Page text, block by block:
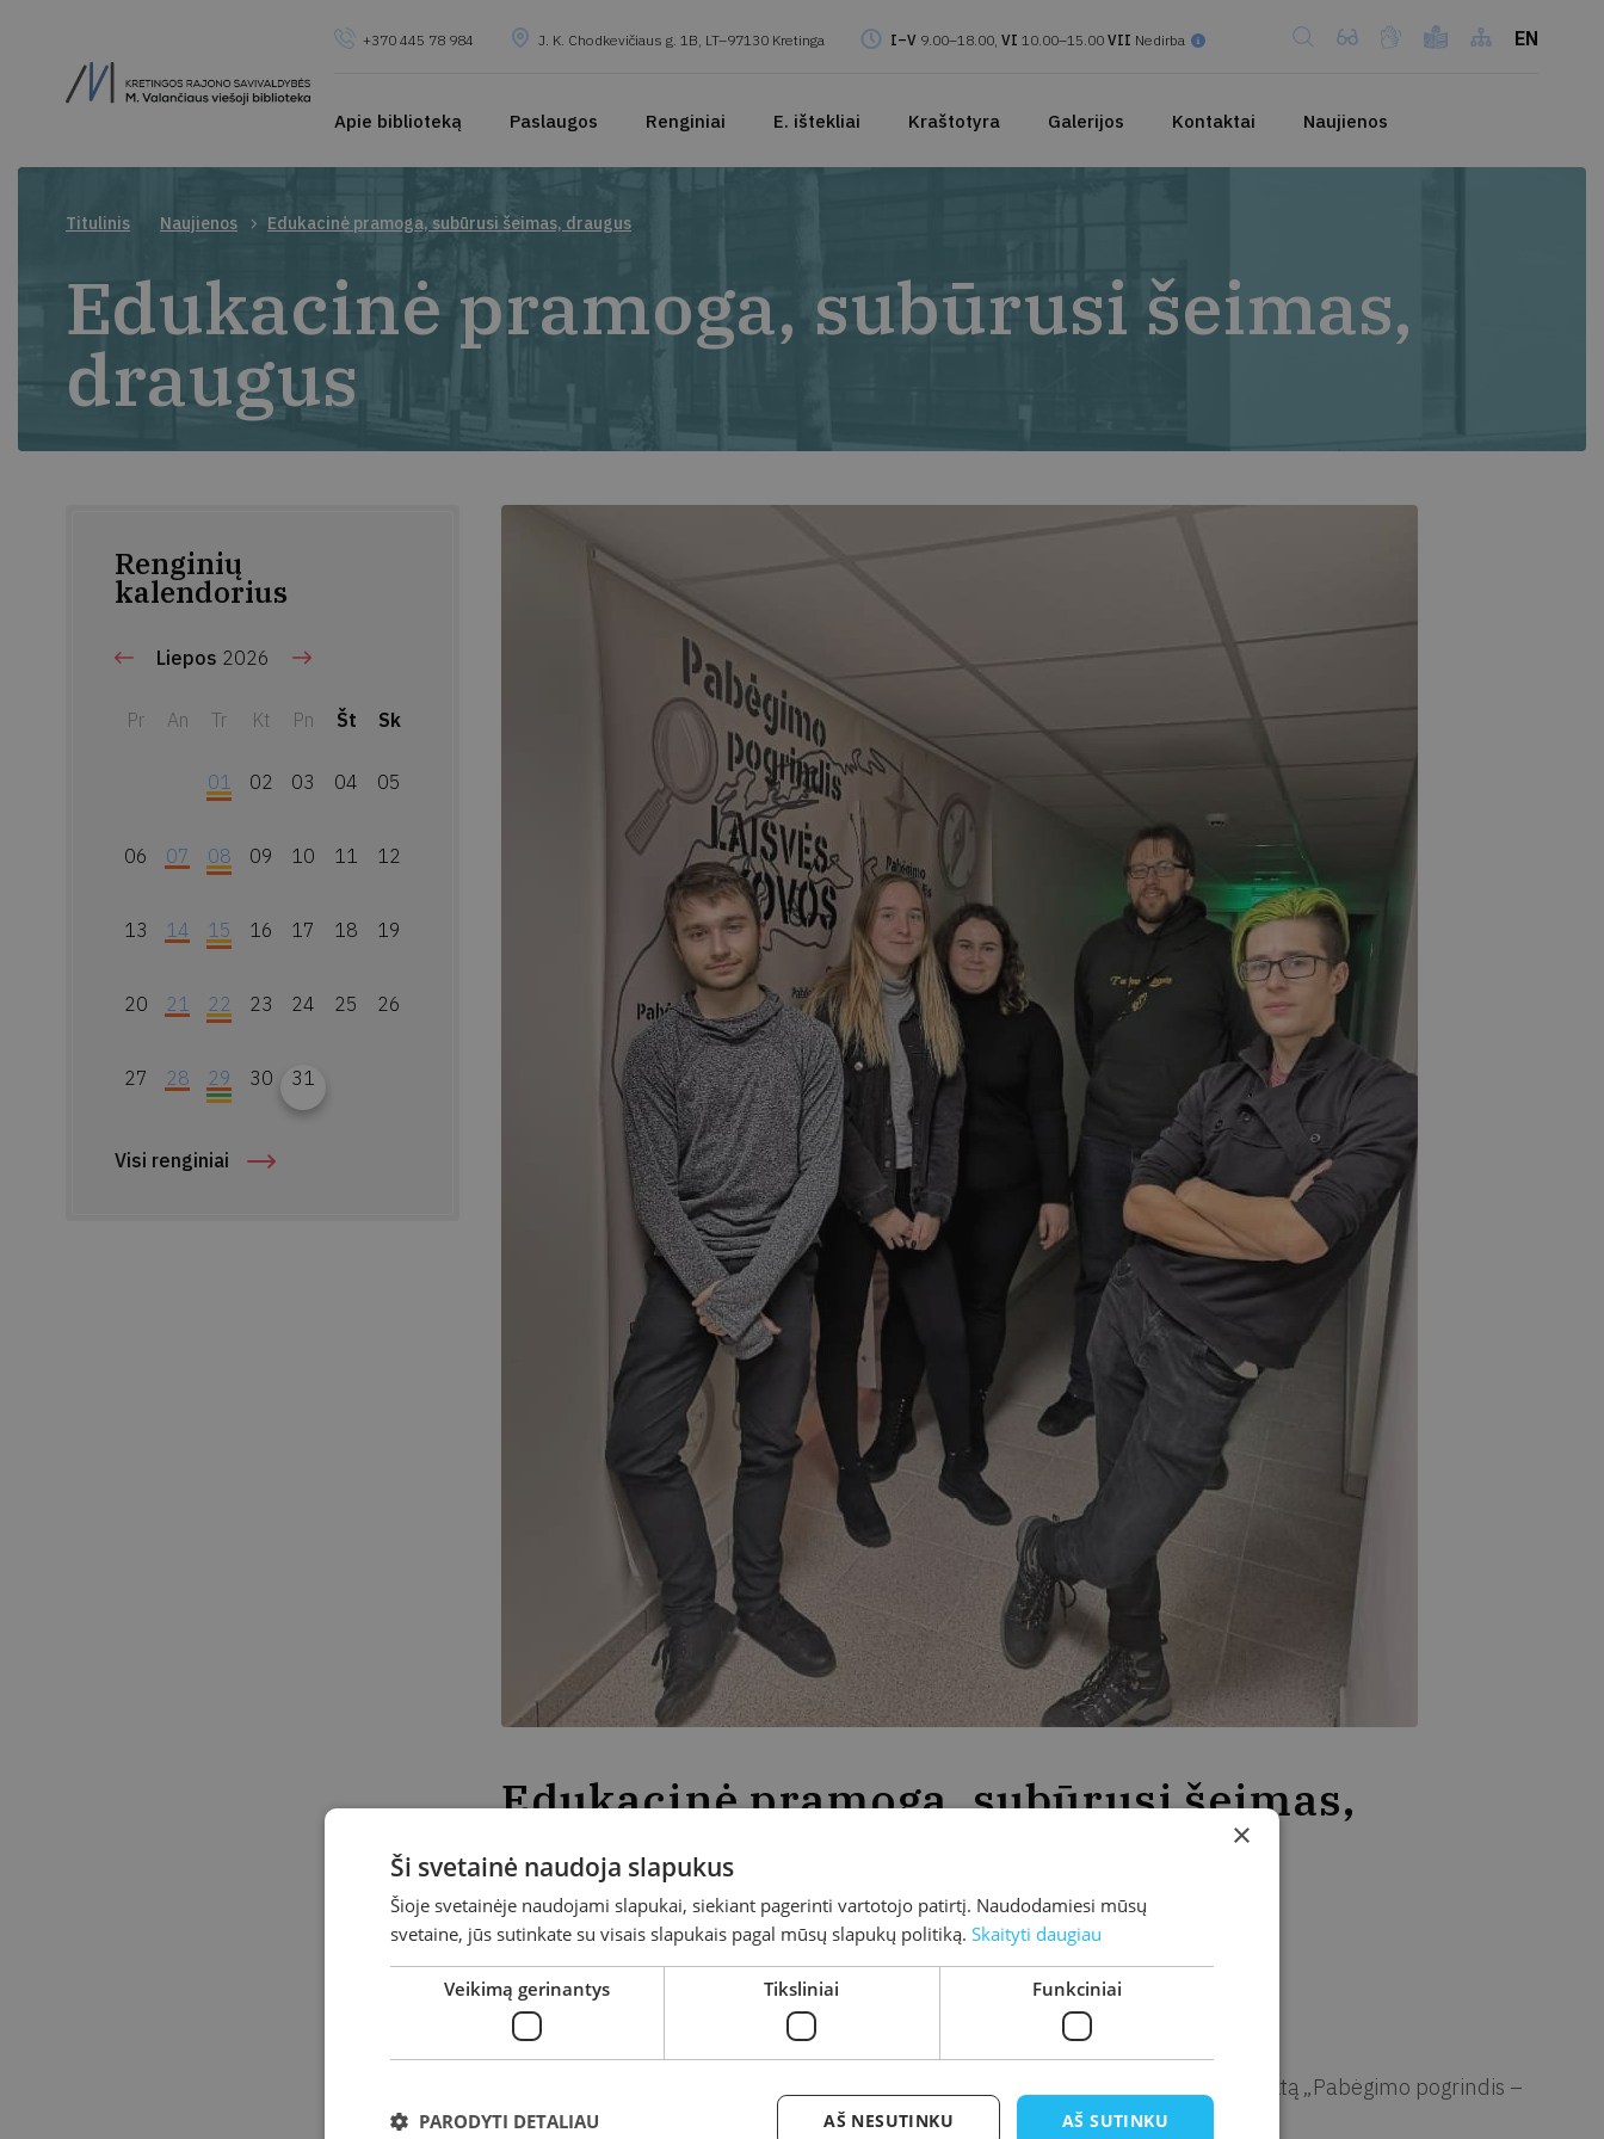
+370 445 78 984 J. K. Chodkevičiaus g. 1B, LT–97130 Kretinga I–V 9.00–18.00, VI 10.00–15.00 VII Nedirba EN
Apie biblioteką Paslaugos Renginiai E. ištekliai Kraštotyra Galerijos Kontaktai Naujienos
Titulinis Naujienos Edukacinė pramoga, subūrusi šeimas, draugus
Edukacinė pramoga, subūrusi šeimas,
draugus
Renginių
kalendorius
Liepos 2026
Pr An Tr Kt Pn Št Sk
01 02 03 04 05
06 07 08 09 10 11 12
13 14 15 16 17 18 19
20 21 22 23 24 25 26
27 28 29 30 31
Visi renginiai
Edukacinė pramoga, subūrusi šeimas,
draugus
Sukurta 2019-12-27 Atnaujinta2020-01-21
VietaKretingos rajono savivaldybės M. Valančiaus viešoji biblioteka
Autorius
Kretingos rajono savivaldybės M. Valančiaus viešoji biblioteka, vykdydama projektą „Pabėgimo pogrindis –
laisvės kovos“, rugsėjo 13 dieną jau kvietė pirmuosius dalyvius jį išbandyti.
×
Ši svetainė naudoja slapukus
Šioje svetainėje naudojami slapukai, siekiant pagerinti vartotojo patirtį. Naudodamiesi mūsų
svetaine, jūs sutinkate su visais slapukais pagal mūsų slapukų politiką. Skaityti daugiau
Veikimą gerinantys Tiksliniai Funkciniai
AŠ SUTINKU
AŠ NESUTINKU
PARODYTI DETALIAU